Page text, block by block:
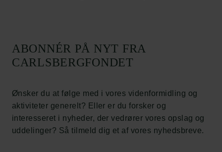
ABONNÉR PÅ NYT FRA
CARLSBERGFONDET
Ønsker du at følge med i vores videnformidling og
aktiviteter generelt? Eller er du forsker og
interesseret i nyheder, der vedrører vores opslag og
uddelinger? Så tilmeld dig et af vores nyhedsbreve.
Carlsbergfondet
Carlsberg Group
Frederiksborg • Nationalhistorisk Museum
Ny Carlsbergfondet
Ny Carlsberg Glyptotek